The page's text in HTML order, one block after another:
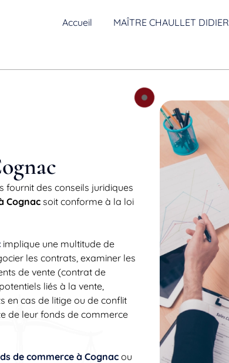
Accueil MAÎTRE CHAULLET DIDIER
fournit des conseils juridiques
Cognacsoit conforme à la loi
implique une multitude de
les contrats, examiner les
de vente (contrat de
liés à la vente,
en cas de litige ou de conflit
de leur fonds de commerce
de commerce à Cognacou